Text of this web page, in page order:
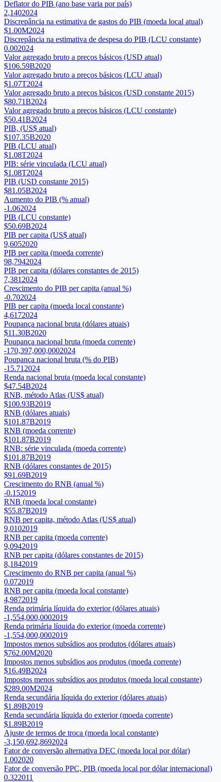
Deflator do PIB (ano base varia por país)
2,1402024
Discrepância na estimativa de gastos do PIB (moeda local atual)
$1.00M2024
Discrepância na estimativa de despesa do PIB (LCU constante)
0.002024
Valor agregado bruto a preços básicos (USD atual)
$106.59B2020
Valor agregado bruto a preços básicos (LCU atual)
$1.07T2024
Valor agregado bruto a preços básicos (USD constante 2015)
$80.71B2024
Valor agregado bruto a preços básicos (LCU constante)
$50.41B2024
PIB, (US$ atual)
$107.35B2020
PIB (LCU atual)
$1.08T2024
PIB: série vinculada (LCU atual)
$1.08T2024
PIB (USD constante 2015)
$81.05B2024
Aumento do PIB (% anual)
-1.062024
PIB (LCU constante)
$50.69B2024
PIB per capita (US$ atual)
9,6052020
PIB per capita (moeda corrente)
98,7942024
PIB per capita (dólares constantes de 2015)
7,381 2024
Crescimento do PIB per capita (anual %)
-0.702024
PIB per capita (moeda local constante)
4,6172024
Poupança nacional bruta (dólares atuais)
$11.30B2020
Poupança nacional bruta (moeda corrente)
-170,397,000,0002024
Poupança nacional bruta (% do PIB)
-15.71 2024
Renda nacional bruta (moeda local constante)
$47.54B2024
RNB, método Atlas (US$ atual)
$100.93B2019
RNB (dólares atuais)
$101.87B2019
RNB (moeda corrente)
$101.87B2019
RNB: série vinculada (moeda corrente)
$101.87B2019
RNB (dólares constantes de 2015)
$91.69B2019
Crescimento do RNB (anual %)
-0.152019
RNB (moeda local constante)
$55.87B2019
RNB per capita, método Atlas (US$ atual)
9,0102019
RNB per capita (moeda corrente)
9,0942019
RNB per capita (dólares constantes de 2015)
8,1842019
Crescimento do RNB per capita (anual %)
0.072019
RNB per capita (moeda local constante)
4,9872019
Renda primária líquida do exterior (dólares atuais)
-1,554,000,0002019
Renda primária líquida do exterior (moeda corrente)
-1,554,000,0002019
Impostos menos subsídios aos produtos (dólares atuais)
$762.00M2020
Impostos menos subsídios aos produtos (moeda corrente)
$16.49B2024
Impostos menos subsídios aos produtos (moeda local constante)
$289.00M2024
Renda secundária líquida do exterior (dólares atuais)
$1.89B2019
Renda secundária líquida do exterior (moeda corrente)
$1.89B2019
Ajuste de termos de troca (moeda local constante)
-3,150,692,8692024
Fator de conversão alternativa DEC (moeda local por dólar)
1.002020
Fator de conversão PPC, PIB (moeda local por dólar internacional)
0.322011